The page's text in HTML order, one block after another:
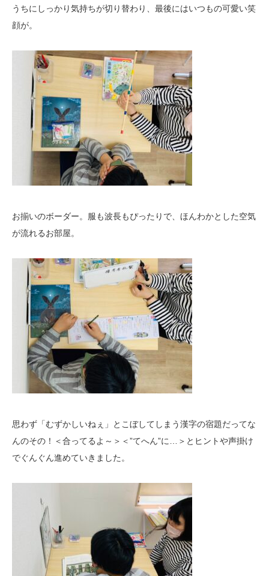
うちにしっかり気持ちが切り替わり、最後にはいつもの可愛い笑
顔が。
お揃いのボーダー。服も波長もぴったりで、ほんわかとした空気
が流れるお部屋。
思わず「むずかしいねぇ」とこぼしてしまう漢字の宿題だってな
んのその！＜合ってるよ～＞＜”てへん”に…＞とヒントや声掛け
でぐんぐん進めていきました。